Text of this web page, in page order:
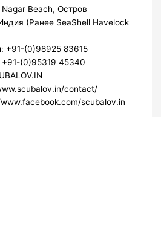
Beach, Остров
(Ранее SeaShell Havelock
+91-(0)98925 83615
+91-(0)95319 45340
contact/
scubalov.in